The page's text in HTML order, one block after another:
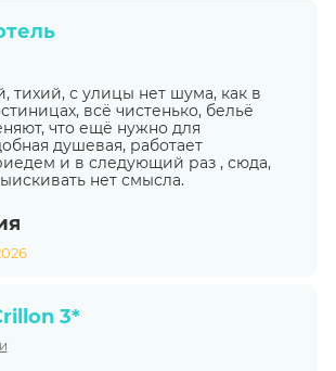
тихий, с улицы нет шума, как в
всё чистенько, бельё
что ещё нужно для
душевая, работает
и в следующий раз , сюда,
нет смысла.
3*